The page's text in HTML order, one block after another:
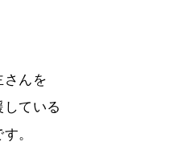
さんを
ている
。
来る～！想定してたより利
い仕事になってしまって